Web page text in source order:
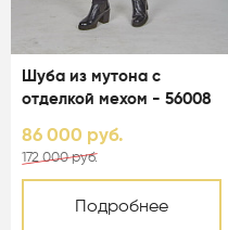
Шуба из мутона с
отделкой мехом - 56008
86 000 руб.
172 000 руб.
Подробнее